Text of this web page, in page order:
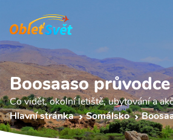
Boosaaso průvodce
Co vidět, okolní letiště, ubytování a
Hlavní stránka
Somálsko